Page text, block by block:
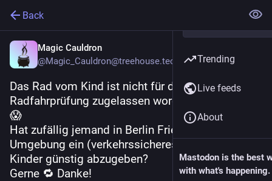
Back
Magic Cauldron
@Magic_Cauldron@treehouse.technopagans.de
Das Rad vom Kind ist nicht für die
Radfahrprüfung zugelassen worden, da zu klein.
😱
Hat zufällig jemand in Berlin Friedrichshain/nahe
Umgebung ein (verkehrssicheres) 26" Rad für
Kinder günstig abzugeben?
Gerne 🔁 Danke!
Trending
Live feeds
About
Mastodon is the best
with what's happening.